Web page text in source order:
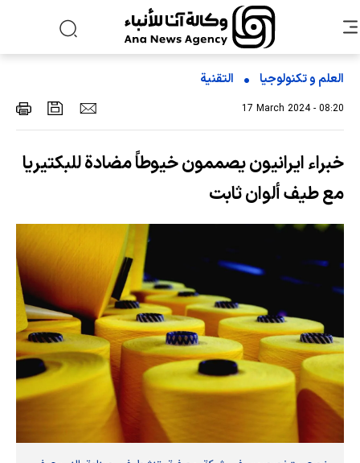
العلم و تکنولوجیا التقنیة
17 March 2024 - 08:20
خبراء ايرانيون يصممون خيوطاً مضادة للبكتيريا
مع طيف ألوان ثابت